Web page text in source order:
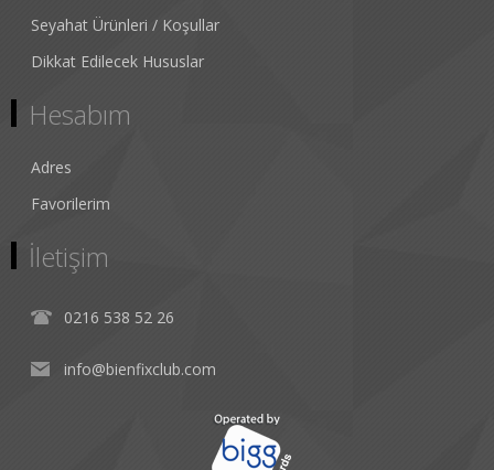
Seyahat Ürünleri / Koşullar
Dikkat Edilecek Hususlar
Hesabım
Adres
Favorilerim
İletişim
0216 538 52 26
info@bienfixclub.com